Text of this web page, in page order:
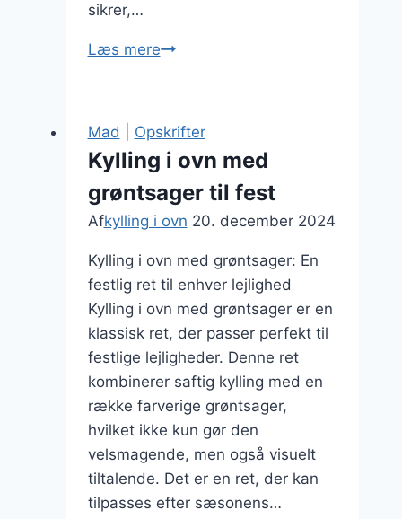
sikrer,…
Læs mereKylling
opskrift
minutter
hurtig
løsning
Mad Opskrifter
Kylling i ovn med
grøntsager til fest
Afkylling i ovn 20. december 2024
Kylling i ovn med grøntsager: En
festlig ret til enhver lejlighed
Kylling i ovn med grøntsager er en
klassisk ret, der passer perfekt til
festlige lejligheder. Denne ret
kombinerer saftig kylling med en
række farverige grøntsager,
hvilket ikke kun gør den
velsmagende, men også visuelt
tiltalende. Det er en ret, der kan
tilpasses efter sæsonens…